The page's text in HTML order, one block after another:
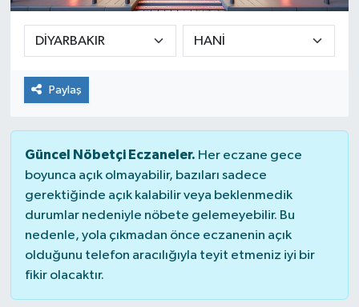
Paylaş
Güncel Nöbetçi Eczaneler. Her eczane gece
boyunca açık olmayabilir, bazıları sadece
gerektiğinde açık kalabilir veya beklenmedik
durumlar nedeniyle nöbete gelemeyebilir. Bu
nedenle, yola çıkmadan önce eczanenin açık
olduğunu telefon aracılığıyla teyit etmeniz iyi bir
fikir olacaktır.